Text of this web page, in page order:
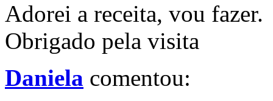
Adorei a receita, vou fazer.
Obrigado pela visita
Daniela comentou: